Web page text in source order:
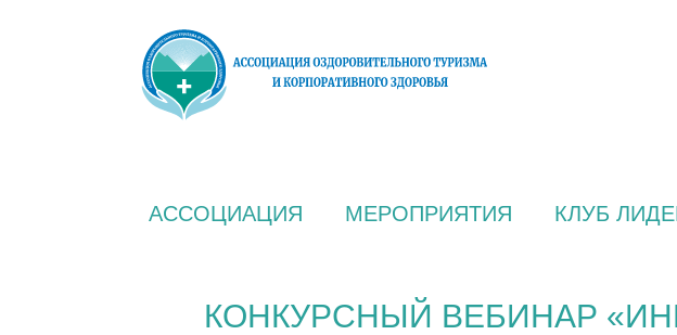
АССОЦИАЦИЯ МЕРОПРИЯТИЯ КЛУБ
КОНКУРСНЫЙ ВЕБИНАР